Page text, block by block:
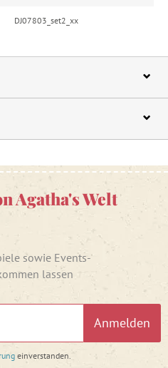
DJ07803_set2_xx
Agatha's Welt
sowie Events-
lassen
Anmelden
einverstanden.